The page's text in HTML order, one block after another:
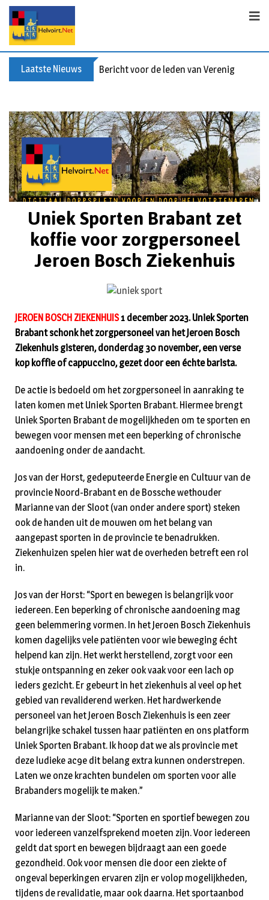
Laatste Nieuws Bericht voor de leden van Vereniging 55+
Uniek Sporten Brabant zet
koffie voor zorgpersoneel
Jeroen Bosch Ziekenhuis
JEROEN BOSCH ZIEKENHUIS1 december 2023. Uniek Sporten
Brabant schonk het zorgpersoneel van het Jeroen Bosch
Ziekenhuis gisteren, donderdag 30 november, een verse
kop koffie of cappuccino, gezet door een échte barista.
De actie is bedoeld om het zorgpersoneel in aanraking te
laten komen met Uniek Sporten Brabant. Hiermee brengt
Uniek Sporten Brabant de mogelijkheden om te sporten en
bewegen voor mensen met een beperking of chronische
aandoening onder de aandacht.
Jos van der Horst, gedeputeerde Energie en Cultuur van de
provincie Noord-Brabant en de Bossche wethouder
Marianne van der Sloot (van onder andere sport) steken
ook de handen uit de mouwen om het belang van
aangepast sporten in de provincie te benadrukken.
Ziekenhuizen spelen hier wat de overheden betreft een rol
in.
Jos van der Horst: “Sport en bewegen is belangrijk voor
iedereen. Een beperking of chronische aandoening mag
geen belemmering vormen. In het Jeroen Bosch Ziekenhuis
komen dagelijks vele patiënten voor wie beweging écht
helpend kan zijn. Het werkt herstellend, zorgt voor een
stukje ontspanning en zeker ook vaak voor een lach op
ieders gezicht. Er gebeurt in het ziekenhuis al veel op het
gebied van revaliderend werken. Het hardwerkende
personeel van het Jeroen Bosch Ziekenhuis is een zeer
belangrijke schakel tussen haar patiënten en ons platform
Uniek Sporten Brabant. Ik hoop dat we als provincie met
deze ludieke ac9e dit belang extra kunnen onderstrepen.
Laten we onze krachten bundelen om sporten voor alle
Brabanders mogelijk te maken.”
Marianne van der Sloot: “Sporten en sportief bewegen zou
voor iedereen vanzelfsprekend moeten zijn. Voor iedereen
geldt dat sport en bewegen bijdraagt aan een goede
gezondheid. Ook voor mensen die door een ziekte of
ongeval beperkingen ervaren zijn er volop mogelijkheden,
tijdens de revalidatie, maar ook daarna. Het sportaanbod